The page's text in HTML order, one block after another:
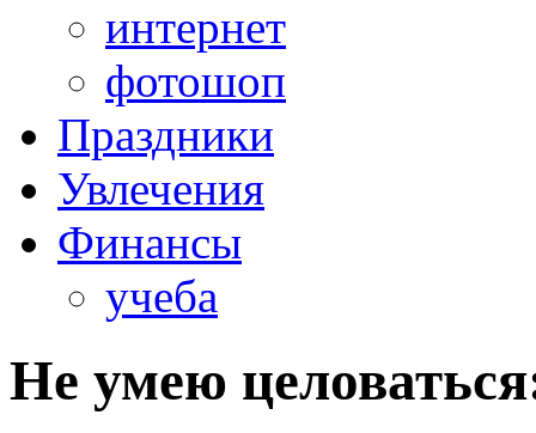
интернет
фотошоп
Праздники
Увлечения
Финансы
учеба
Не умею